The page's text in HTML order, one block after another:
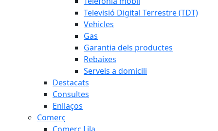
Televisió Digital Terrestre (TDT)
Vehicles
Gas
Garantia dels productes
Rebaixes
Serveis a domicili
Destacats
Consultes
Enllaços
Comerç